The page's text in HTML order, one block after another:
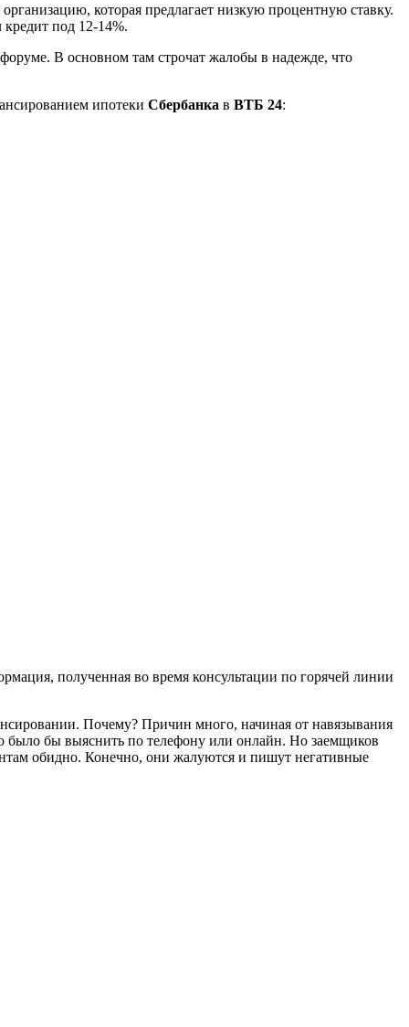
которая предлагает низкую процентную ставку.
под 12-14%.
В основном там строчат жалобы в надежде, что
ипотеки Сбербанка в ВТБ 24:
полученная во время консультации по горячей линии
Почему? Причин много, начиная от навязывания
было бы выяснить по телефону или онлайн. Но заемщиков
обидно. Конечно, они жалуются и пишут негативные